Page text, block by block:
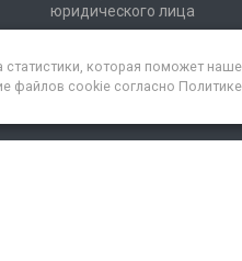
юридического лица
которая поможет
файлов cookie согласно Политике